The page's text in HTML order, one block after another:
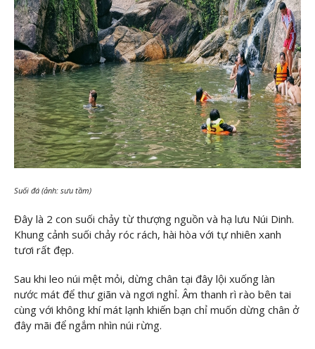
Suối đá (ảnh: sưu tầm)
Đây là 2 con suối chảy từ thượng nguồn và hạ lưu Núi Dinh.
Khung cảnh suối chảy róc rách, hài hòa với tự nhiên xanh
tươi rất đẹp.
Sau khi leo núi mệt mỏi, dừng chân tại đây lội xuống làn
nước mát để thư giãn và ngơi nghỉ. Âm thanh rì rào bên tai
cùng với không khí mát lạnh khiến bạn chỉ muốn dừng chân ở
đây mãi để ngắm nhìn núi rừng.